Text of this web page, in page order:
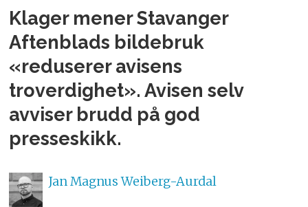
Klager mener Stavanger
Aftenblads bildebruk
«reduserer avisens
troverdighet». Avisen selv
avviser brudd på god
presseskikk.
Jan Magnus Weiberg-Aurdal